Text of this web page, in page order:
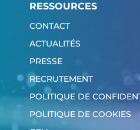
RESSOURCES
CONTACT
ACTUALITÉS
PRESSE
RECRUTEMENT
POLITIQUE DE
POLITIQUE DE COOKIES